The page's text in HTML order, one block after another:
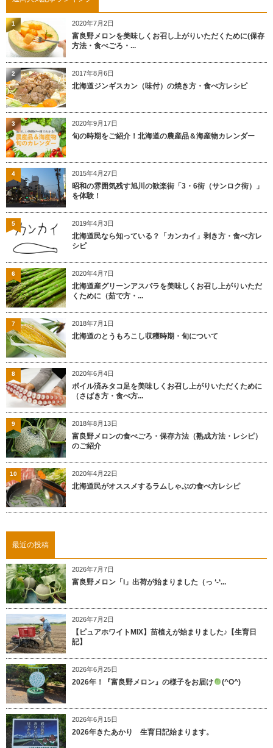
2020年7月2日
富良野メロンを美味しくお召し上がりいただくために(保存
方法・食べごろ・...
1
2017年8月6日
北海道ジンギスカン（味付）の焼き方・食べ方レシピ
2
2020年9月17日
旬の時期をご紹介！北海道の農産品＆海産物カレンダー
3
2015年4月27日
昭和の雰囲気残す旭川の歓楽街「3・6街（サンロク街）」
を体験！
4
2019年4月3日
北海道民なら知っている？「カンカイ」剥き方・食べ方レ
シピ
5
2020年4月7日
北海道産グリーンアスパラを美味しくお召し上がりいただ
くために（茹で方・...
6
2018年7月1日
北海道のとうもろこし収穫時期・旬について
7
2020年6月4日
ボイル済みタコ足を美味しくお召し上がりいただくために
（さばき方・食べ方...
8
2018年8月13日
富良野メロンの食べごろ・保存方法（熟成方法・レシピ）
のご紹介
9
2020年4月22日
北海道民がオススメするラムしゃぶの食べ方レシピ
10
最近の投稿
2026年7月7日
富良野メロン「i」出荷が始まりました（っ ‘-‘...
2026年7月2日
【ピュアホワイトMIX】苗植えが始まりました♪【生育日
記】
2026年6月25日
2026年！『富良野メロン』の様子をお届け (^O^)
2026年6月15日
2026年きたあかり 生育日記始まります。